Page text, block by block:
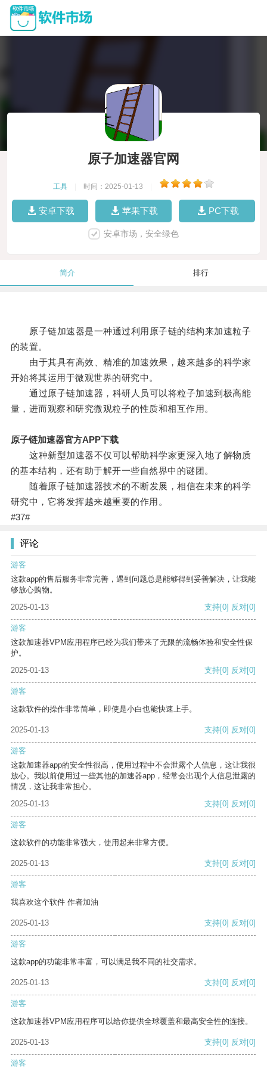
原子加速器官网
工具 时间：2025-01-13
安卓下载 苹果下载 PC下载
安卓市场，安全绿色
简介 排行
原子链加速器是一种通过利用原子链的结构来加速粒子
的装置。
由于其具有高效、精准的加速效果，越来越多的科学家
开始将其运用于微观世界的研究中。
通过原子链加速器，科研人员可以将粒子加速到极高能
量，进而观察和研究微观粒子的性质和相互作用。
原子链加速器官方APP下载
这种新型加速器不仅可以帮助科学家更深入地了解物质
的基本结构，还有助于解开一些自然界中的谜团。
随着原子链加速器技术的不断发展，相信在未来的科学
研究中，它将发挥越来越重要的作用。
#37#
评论
游客
这款app的售后服务非常完善，遇到问题总是能够得到妥善解决，让我能
够放心购物。
2025-01-13
支持[0] 反对[0]
游客
这款加速器VPM应用程序已经为我们带来了无限的流畅体验和安全性保
护。
2025-01-13
支持[0] 反对[0]
游客
这款软件的操作非常简单，即使是小白也能快速上手。
2025-01-13 支持[0] 反对[0]
游客
这款加速器app的安全性很高，使用过程中不会泄露个人信息，这让我很
放心。我以前使用过一些其他的加速器app，经常会出现个人信息泄露的
情况，这让我非常担心。
2025-01-13
支持[0] 反对[0]
游客
这款软件的功能非常强大，使用起来非常方便。
2025-01-13 支持[0] 反对[0]
游客
我喜欢这个软件 作者加油
2025-01-13 支持[0] 反对[0]
游客
这款app的功能非常丰富，可以满足我不同的社交需求。
2025-01-13 支持[0] 反对[0]
游客
这款加速器VPM应用程序可以给你提供全球覆盖和最高安全性的连接。
2025-01-13 支持[0] 反对[0]
游客